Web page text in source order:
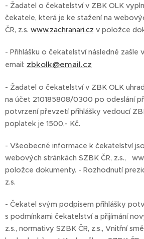
- Žadatel o čekatelství v ZBK OLK
čekatele, která je ke stažení na
ČR, z.s. www.zachranari.cz v položce
- Přihlášku o čekatelství následně zašle
email: zbkolk@email.cz
- Žadatel o čekatelství v ZBK OLK
na účet 210185808/0300 po odeslání
potvrzení převzetí přihlášky vedoucí
poplatek je 1500,- Kč.
- Všeobecné informace k čekatelství
webových stránkách SZBK ČR, z.s.,
položce dokumenty. - Rozhodnutí
z.s.
- Čekatel svým podpisem přihlášky
s podmínkami čekatelství a přijímání
z.s., normativy SZBK ČR, z.s., Vnitřní